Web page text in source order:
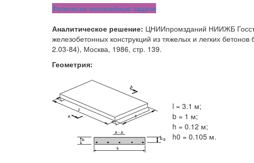
Физически нелинейные задачи
Аналитическое решение: ЦНИИпромзданий НИИЖБ
железобетонных конструкций из тяжелых и легких
2.03-84), Москва, 1986, стр. 139.
Геометрия:
l = 3.1 м;
b = 1 м;
h = 0.12 м;
h0 = 0.105 м.